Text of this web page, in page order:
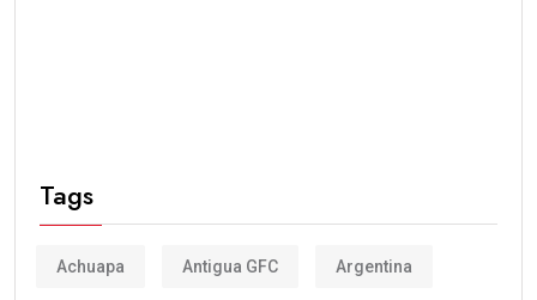
Tags
Achuapa Antigua GFC Argentina